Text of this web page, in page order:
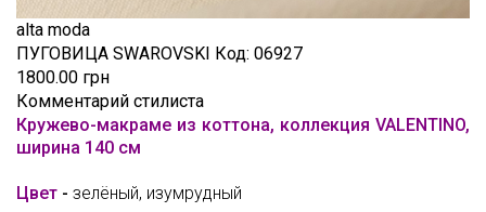
alta moda
ПУГОВИЦА SWAROVSKI Код: 06927
1800.00 грн
Комментарий стилиста
Кружево-макраме из коттона, коллекция VALENTINO,
ширина 140 см
Цвет - зелёный, изумрудный